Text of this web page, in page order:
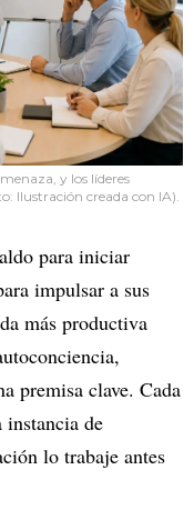
y los líderes
Ilustración creada con IA).
para iniciar
impulsar a sus
más productiva
premisa clave. Cada
instancia de
lo trabaje antes